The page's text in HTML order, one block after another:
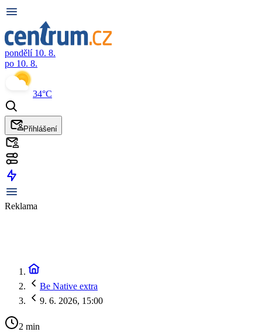
pondělí 10. 8.
po 10. 8.
34°C
Přihlášení
Reklama
Be Native extra
9. 6. 2026, 15:00
2 min